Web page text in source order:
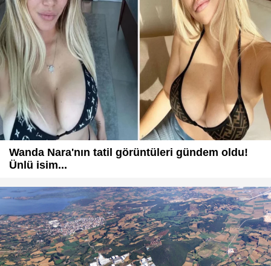
Wanda Nara'nın tatil görüntüleri gündem oldu!
Ünlü isim...